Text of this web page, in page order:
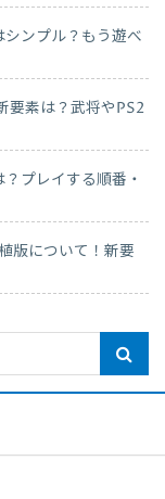
ンプル？もう遊べ
要素は？武将やPS2
プレイする順番・
版について！新要